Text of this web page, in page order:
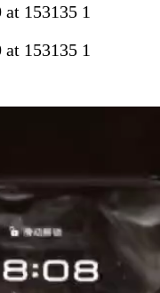
153135 1
153135 1